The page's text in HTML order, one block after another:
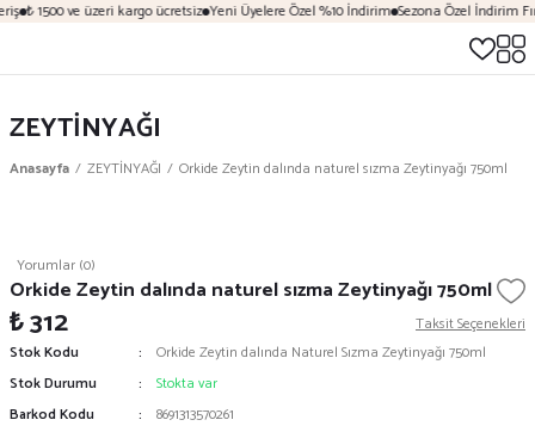
₺ 1500 ve üzeri kargo ücretsiz Yeni Üyelere Özel %10 İndirim Sezona Özel İndirim
ZEYTİNYAĞI
Anasayfa ZEYTİNYAĞI Orkide Zeytin dalında naturel sızma Zeytinyağı 750ml
Yorumlar (0)
Orkide Zeytin dalında naturel sızma Zeytinyağı 750ml
₺ 312
Taksit Seçenekleri
Stok Kodu
Orkide Zeytin dalında Naturel Sızma Zeytinyağı 750ml
Stok Durumu
Stokta var
Barkod Kodu
8691313570261